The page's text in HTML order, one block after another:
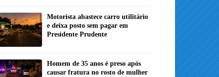
Motorista abastece carro utilitário
e deixa posto sem pagar em
Presidente Prudente
Homem de 35 anos é preso após
causar fratura no rosto de mulher